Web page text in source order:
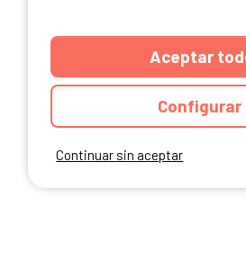
Continuar sin aceptar
Aceptar
Configurar